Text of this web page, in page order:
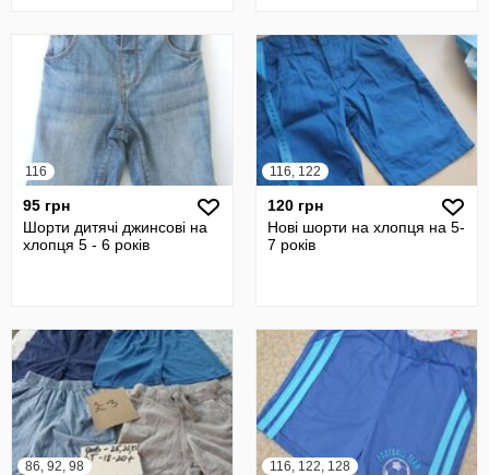
116
95 грн
Шорти дитячі джинсові на
хлопця 5 - 6 років
116, 122
120 грн
Нові шорти на хлопця на 5-
7 років
86, 92, 98 116, 122, 128